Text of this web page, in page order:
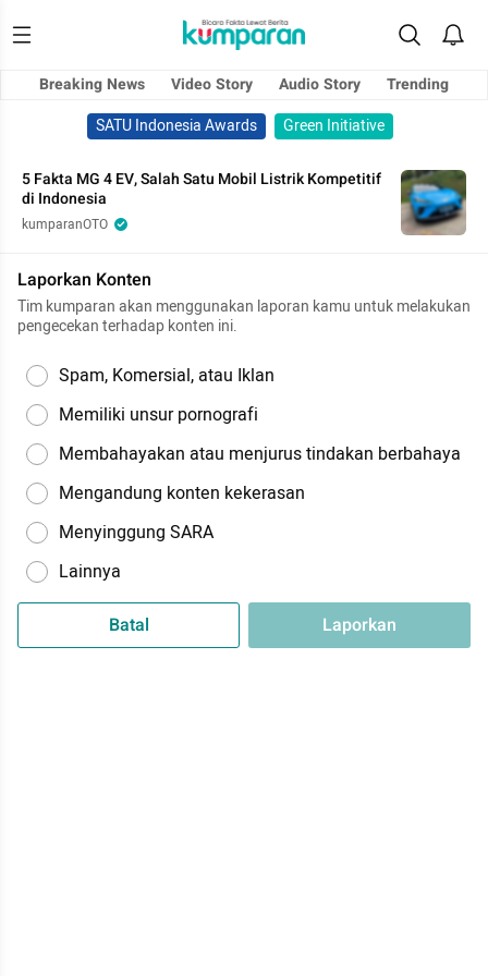
Breaking News Video Story Audio Story
Trending
SATU Indonesia Awards
Green Initiative
5 Fakta MG 4 EV, Salah Satu Mobil Listrik Kompetitif
di Indonesia
kumparanOTO
Laporkan Konten
Tim kumparan akan menggunakan laporan kamu untuk melakukan
pengecekan terhadap konten ini.
Spam, Komersial, atau Iklan
Memiliki unsur pornografi
Membahayakan atau menjurus tindakan berbahaya
Mengandung konten kekerasan
Menyinggung SARA
Lainnya
Batal Laporkan